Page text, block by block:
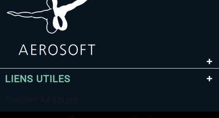
LIENS UTILES